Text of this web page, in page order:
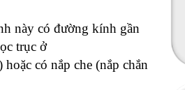
này có đường kính gần
trục ở
có nắp che (nắp chắn